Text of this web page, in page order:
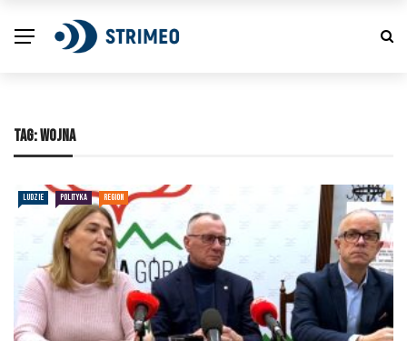
TAG:WOJNA
LUDZIE POLITYKA REGION